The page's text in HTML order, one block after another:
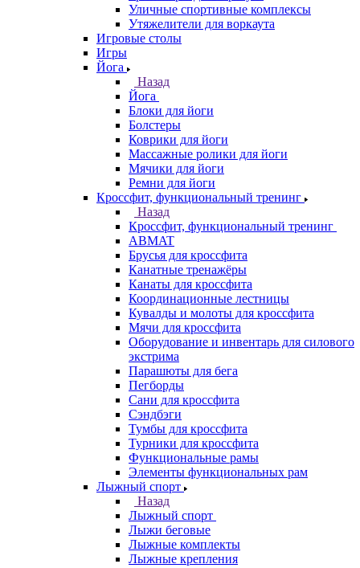
Уличные спортивные комплексы
Утяжелители для воркаута
Игровые столы
Игры
Йога
Назад
Йога
Блоки для йоги
Болстеры
Коврики для йоги
Массажные ролики для йоги
Мячики для йоги
Ремни для йоги
Кроссфит, функциональный тренинг
Назад
Кроссфит, функциональный тренинг
ABMAT
Брусья для кроссфита
Канатные тренажёры
Канаты для кроссфита
Координационные лестницы
Кувалды и молоты для кроссфита
Мячи для кроссфита
Оборудование и инвентарь для силового
экстрима
Парашюты для бега
Пегборды
Сани для кроссфита
Сэндбэги
Тумбы для кроссфита
Турники для кроссфита
Функциональные рамы
Элементы функциональных рам
Лыжный спорт
Назад
Лыжный спорт
Лыжи беговые
Лыжные комплекты
Лыжные крепления